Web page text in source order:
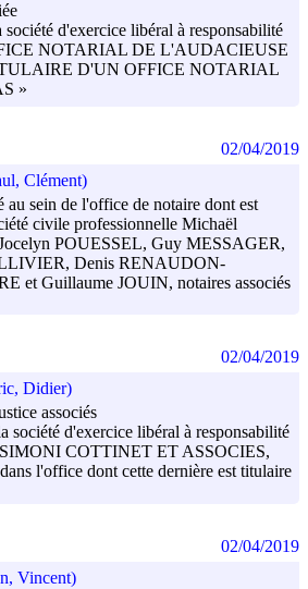
société d'exercice libéral à responsabilité
NOTARIAL DE L'AUDACIEUSE
D'UN OFFICE NOTARIAL
»
Clément)
au sein de l'office de notaire dont est
civile professionnelle Michaël
POUESSEL, Guy MESSAGER,
Denis RENAUDON-
et Guillaume JOUIN, notaires associés
02/04/2019
Didier)
associés
société d'exercice libéral à responsabilité
COTTINET ET ASSOCIES,
l'office dont cette dernière est titulaire
02/04/2019
Vincent)
02/04/2019